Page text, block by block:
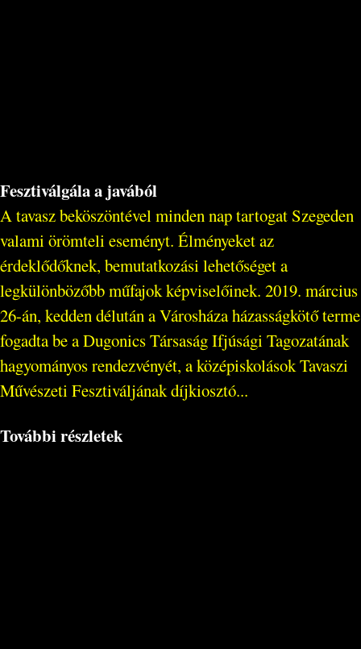
Fesztiválgála a javából
A tavasz beköszöntével minden nap tartogat Szegeden
valami örömteli eseményt. Élményeket az
érdeklődőknek, bemutatkozási lehetőséget a
legkülönbözőbb műfajok képviselőinek. 2019. március
26-án, kedden délután a Városháza házasságkötő terme
fogadta be a Dugonics Társaság Ifjúsági Tagozatának
hagyományos rendezvényét, a középiskolások Tavaszi
Művészeti Fesztiváljának díjkiosztó...
További részletek